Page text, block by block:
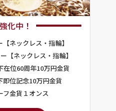
化中！
ネックレス・指輪】
【ネックレス・指輪】
在位60周年10万円金貨
位記念10万円金貨
フ金貨１オンス